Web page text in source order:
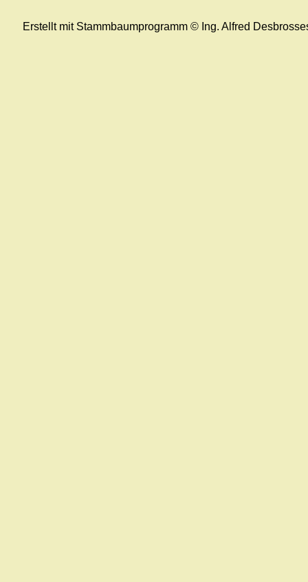
Erstellt mit Stammbaumprogramm © Ing. Alfred